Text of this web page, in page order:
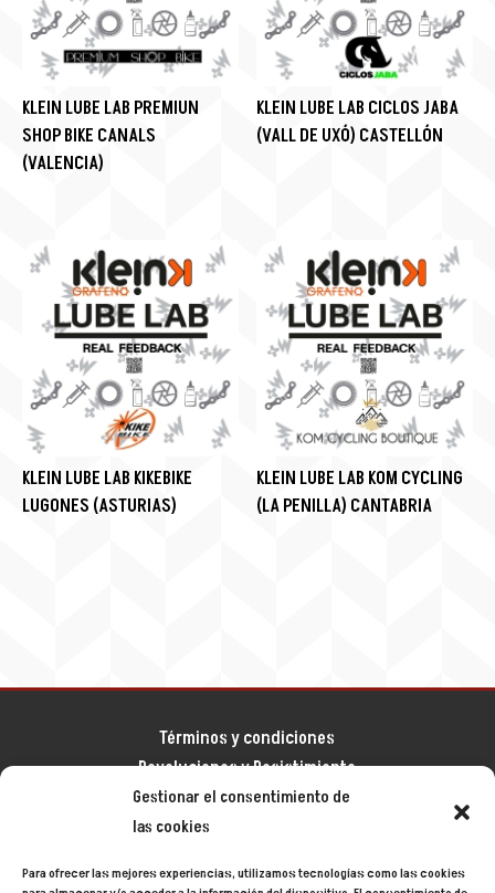
Gestionar el consentimiento de
las cookies
Para ofrecer las mejores experiencias, utilizamos tecnologías como las cookies
KLEIN LUBE LAB PREMIUN
SHOP BIKE CANALS
(VALENCIA)
KLEIN LUBE LAB CICLOS JABA
(VALL DE UXÓ) CASTELLÓN
KLEIN LUBE LAB KIKEBIKE
LUGONES (ASTURIAS)
KLEIN LUBE LAB KOM CYCLING
(LA PENILLA) CANTABRIA
Términos y condiciones
Devoluciones y Desistimiento
Aviso legal
Política de privacidad
Mapa del sitio